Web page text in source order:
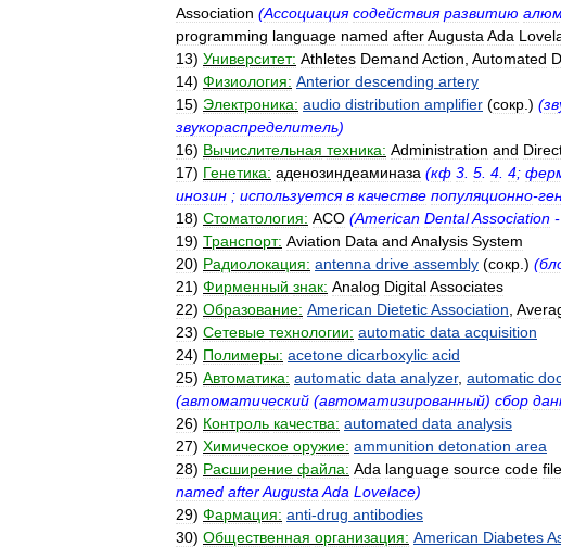
Association (Ассоциация содействия развитию
programming language named afterAugusta Ada
13) Университет: Athletes Demand Action Automated
14) Физиология: Anterior descending artery
15) Электроника: audio distribution amplifier (сокр .) (
звукораспределитель)
16) Вычислительная техника: Administration and
17) Генетика: аденозиндеаминаза (кф 3 5 4 4;
инозин ; используется в качестве популяционно-
18) Стоматология: АСО (American DentalAssociation -
19) Транспорт: Aviation Data and Analysis System
20) Радиолокация: antenna drive assembly (сокр .) (
21) Фирменный знак: Analog DigitalAssociates
22) Образование: American DieteticAssociation
23) Сетевые технологии: automatic data acquisition
24) Полимеры: acetone dicarboxylic acid
25) Автоматика: automatic data analyzer, automatic
(автоматический (автоматизированный) сбор
26) Контроль качества: automated data analysis
27) Химическое оружие: ammunition detonation area
28) Расширение файла: Ada language source code file
named afterAugusta Ada Lovelace)
29) Фармация: anti-drug antibodies
30) Общественная организация: American Diabetes